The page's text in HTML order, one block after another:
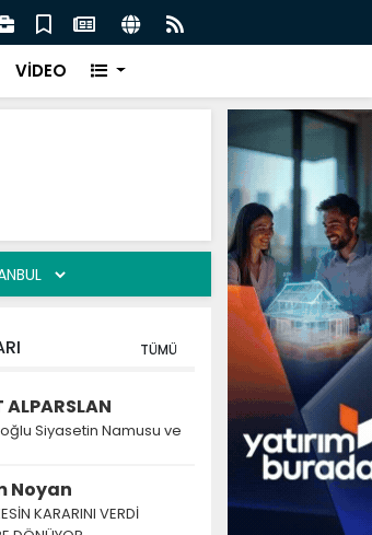
Gönüllere Dokunuyoruz
VİDEO
TÜMÜ
ALPARSLAN
Siyasetin Namusu ve
Noyan
KARARINI VERDİ